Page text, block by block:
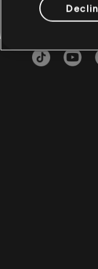
베이스
베이스 차